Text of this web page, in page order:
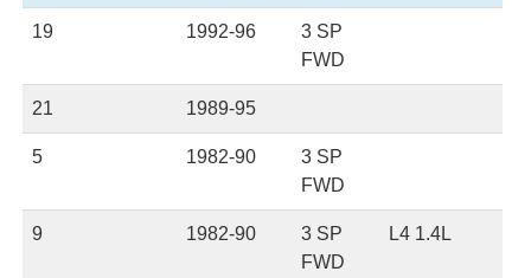
Автомобиль
Год
Тип
АКПП
19 1992-96
3 SP
FWD
21 1989-95
5 1982-90
3 SP
FWD
9 1982-90
3 SP
FWD
L4 1.4L